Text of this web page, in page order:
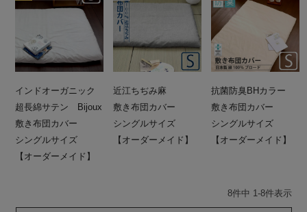
インドオーガニック
超長綿サテン Bijoux
敷き布団カバー
シングルサイズ
【オーダーメイド】
近江ちぢみ麻
敷き布団カバー
シングルサイズ
【オーダーメイド】
抗菌防臭BHカラー
敷き布団カバー
シングルサイズ
【オーダーメイド】
8件中 1-8件表示